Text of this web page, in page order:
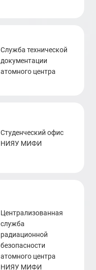
служба технической
документации
атомного центра
студенческий офис
НИЯУ МИФИ
централизованная
служба
радиационной
безопасности
атомного центра
НИЯУ МИФИ